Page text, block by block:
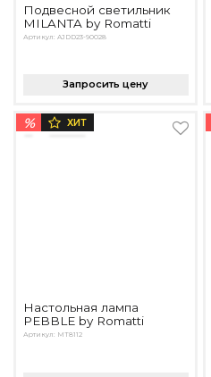
Подвесной светильник
MILANTA by Romatti
Артикул: AJDD23-90028
Запросить цену
% ХИТ
Настольная лампа
PEBBLE by Romatti
Артикул: MT8112